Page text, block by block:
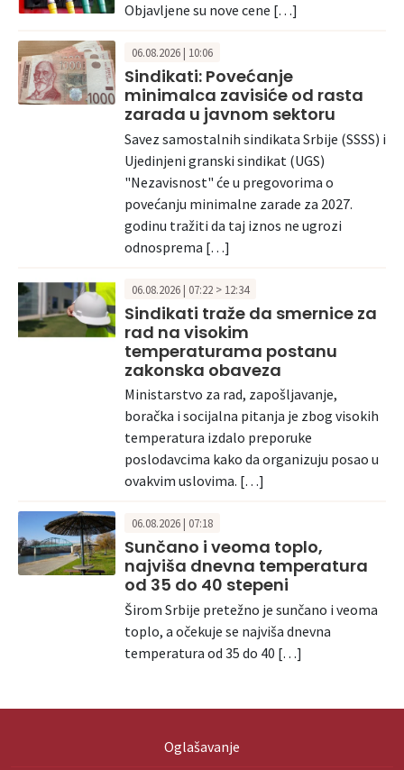
Objavljene su nove cene […]
06.08.2026 | 10:06
Sindikati: Povećanje
minimalca zavisiće od rasta
zarada u javnom sektoru
Savez samostalnih sindikata Srbije (SSSS) i
Ujedinjeni granski sindikat (UGS)
"Nezavisnost" će u pregovorima o
povećanju minimalne zarade za 2027.
godinu tražiti da taj iznos ne ugrozi
odnosprema […]
06.08.2026 | 07:22 > 12:34
Sindikati traže da smernice za
rad na visokim
temperaturama postanu
zakonska obaveza
Ministarstvo za rad, zapošljavanje,
boračka i socijalna pitanja je zbog visokih
temperatura izdalo preporuke
poslodavcima kako da organizuju posao u
ovakvim uslovima. […]
06.08.2026 | 07:18
Sunčano i veoma toplo,
najviša dnevna temperatura
od 35 do 40 stepeni
Širom Srbije pretežno je sunčano i veoma
toplo, a očekuje se najviša dnevna
temperatura od 35 do 40 […]
Oglašavanje